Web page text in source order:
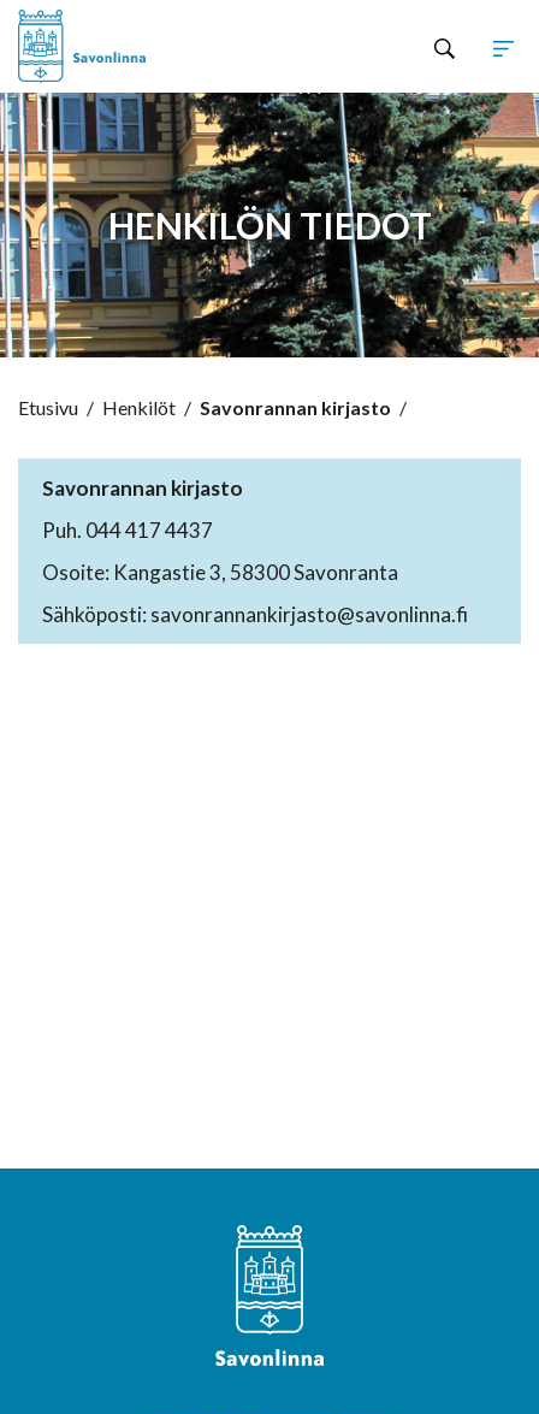
HENKILÖN TIEDOT
Etusivu / Henkilöt / Savonrannan kirjasto /
Savonrannan kirjasto
Puh. 044 417 4437
Osoite: Kangastie 3, 58300 Savonranta
Sähköposti: savonrannankirjasto@savonlinna.fi